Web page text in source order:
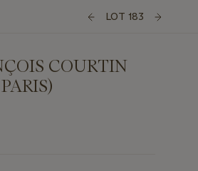
LOT 183
COURTIN